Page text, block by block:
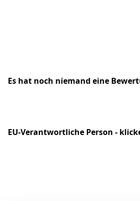
Es hat noch niemand eine
EU-Verantwortliche Person -